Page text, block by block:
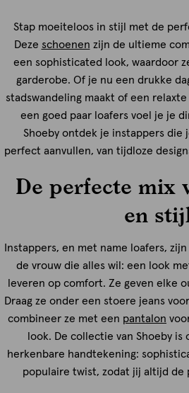
Stap moeiteloos in stijl met de
Deze schoenen zijn de ultieme
een sophisticated look, waardoor
garderobe. Of je nu een drukke
stadswandeling maakt of een
een goed paar loafers voel je je
Shoeby ontdek je instappers die
perfect aanvullen, van tijdloze
De perfecte mix
en
Instappers, en met name loafers,
de vrouw die alles wil: een look
leveren op comfort. Ze geven elke
Draag ze onder een stoere jeans
combineer ze met een pantalon
look. De collectie van Shoeby
herkenbare handtekening:
populaire twist, zodat jij altijd de